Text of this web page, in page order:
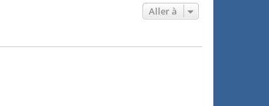
Aller à